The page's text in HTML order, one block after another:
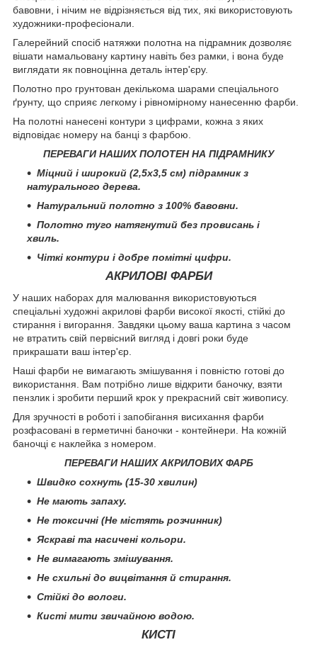
бавовни, і нічим не відрізняється від тих, які використовують
художники-професіонали.
Галерейний спосіб натяжки полотна на підрамник дозволяє
вішати намальовану картину навіть без рамки, і вона буде
виглядати як повноцінна деталь інтер'єру.
Полотно про грунтован декількома шарами спеціального
ґрунту, що сприяє легкому і рівномірному нанесенню фарби.
На полотні нанесені контури з цифрами, кожна з яких
відповідає номеру на банці з фарбою.
ПЕРЕВАГИ НАШИХ ПОЛОТЕН НА ПІДРАМНИКУ
Міцний і широкий (2,5х3,5 см) підрамник з
натурального дерева.
Натуральний полотно з 100% бавовни.
Полотно туго натягнутий без провисань і
хвиль.
Чіткі контури і добре помітні цифри.
АКРИЛОВІ ФАРБИ
У наших наборах для малювання використовуються
спеціальні художні акрилові фарби високої якості, стійкі до
стирання і вигорання. Завдяки цьому ваша картина з часом
не втратить свій первісний вигляд і довгі роки буде
прикрашати ваш інтер'єр.
Наші фарби не вимагають змішування і повністю готові до
використання. Вам потрібно лише відкрити баночку, взяти
пензлик і зробити перший крок у прекрасний світ живопису.
Для зручності в роботі і запобігання висихання фарби
розфасовані в герметичні баночки - контейнери. На кожній
баночці є наклейка з номером.
ПЕРЕВАГИ НАШИХ АКРИЛОВИХ ФАРБ
Швидко сохнуть (15-30 хвилин)
Не мають запаху.
Не токсичні (Не містять розчинник)
Яскраві та насичені кольори.
Не вимагають змішування.
Не схильні до вицвітання й стирання.
Стійкі до вологи.
Кисті мити звичайною водою.
КИСТІ